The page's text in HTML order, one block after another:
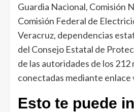
Guardia Nacional, Comisión
Comisión Federal de
Veracruz, dependencias
del Consejo Estatal de
de las autoridades de los 212
conectadas mediante enlace
Esto te puede